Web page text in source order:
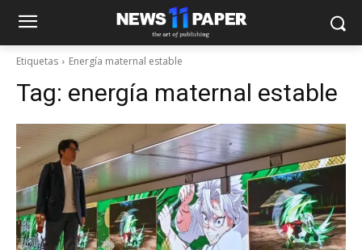
Etiquetas Energía maternal estable
Tag: energía maternal estable